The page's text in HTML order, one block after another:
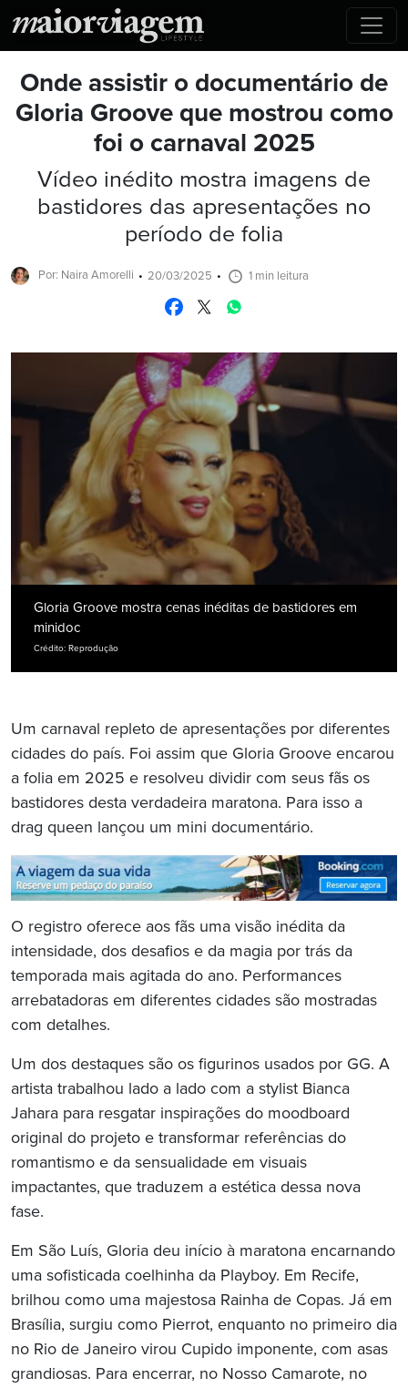
Onde assistir o documentário de
Gloria Groove que mostrou como
foi o carnaval 2025
Vídeo inédito mostra imagens de
bastidores das apresentações no
período de folia
Por: Naira Amorelli 20/03/2025 1 min leitura
Gloria Groove mostra cenas inéditas de bastidores em
minidoc
Crédito: Reprodução
Um carnaval repleto de apresentações por diferentes
cidades do país. Foi assim que Gloria Groove encarou
a folia em 2025 e resolveu dividir com seus fãs os
bastidores desta verdadeira maratona. Para isso a
drag queen lançou um mini documentário.
O registro oferece aos fãs uma visão inédita da
intensidade, dos desafios e da magia por trás da
temporada mais agitada do ano. Performances
arrebatadoras em diferentes cidades são mostradas
com detalhes.
Um dos destaques são os figurinos usados por GG. A
artista trabalhou lado a lado com a stylist Bianca
Jahara para resgatar inspirações do moodboard
original do projeto e transformar referências do
romantismo e da sensualidade em visuais
impactantes, que traduzem a estética dessa nova
fase.
Em São Luís, Gloria deu início à maratona encarnando
uma sofisticada coelhinha da Playboy. Em Recife,
brilhou como uma majestosa Rainha de Copas. Já em
Brasília, surgiu como Pierrot, enquanto no primeiro dia
no Rio de Janeiro virou Cupido imponente, com asas
grandiosas. Para encerrar, no Nosso Camarote, no